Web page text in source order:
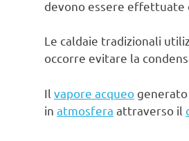
devono essere effettuate
Le caldaie tradizionali
occorre evitare la
Il vapore acqueo
in atmosfera attraverso il